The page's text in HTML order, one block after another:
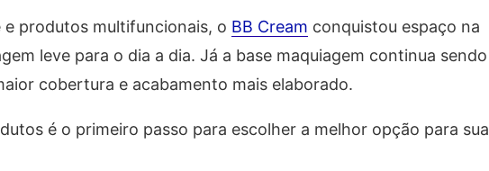
produtos multifuncionais, o BB Cream conquistou espaço na
leve para o dia a dia. Já a base maquiagem continua sendo
cobertura e acabamento mais elaborado.
é o primeiro passo para escolher a melhor opção para sua